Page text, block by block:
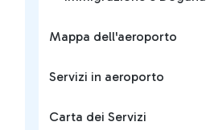
Mappa dell'aeroporto
Servizi in aeroporto
Carta dei Servizi